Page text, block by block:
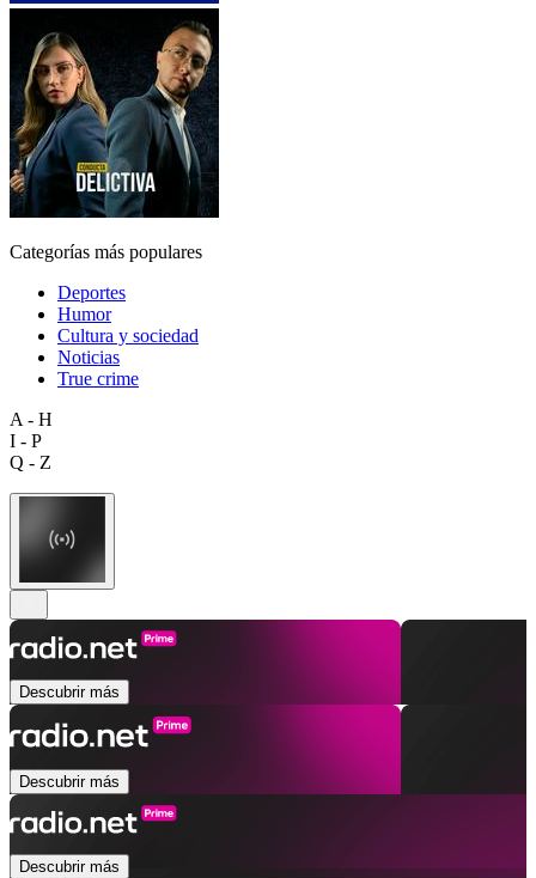
Categorías más populares
Deportes
Humor
Cultura y sociedad
Noticias
True crime
A - H
I - P
Q - Z
Descubrir más
Descubrir más
Descubrir más